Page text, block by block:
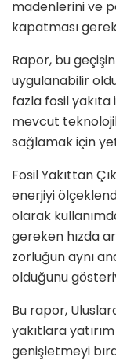
madenlerini ve
kapatması
Rapor, bu
uygulanabilir
fazla fosil yakıta
mevcut
sağlamak için
Fosil Yakıttan
enerjiyi
olarak
gereken hızda
zorluğun aynı
olduğunu
Bu rapor,
yakıtlara
genişletmeyi